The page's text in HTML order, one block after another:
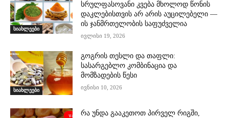
სიახლეები
სრულფასოვანი კვება მხოლოდ წონის
დაკლებისთვის არ არის აუცილებელი —
ის ჯანმრთელობის საფუძველია
ივლისი 19, 2026
სიახლეები
გოგრის თესლი და თაფლი:
სასარგებლო კომბინაცია და
მომზადების წესი
ივნისი 10, 2026
რა უნდა გააკეთოთ პირველ რიგში,